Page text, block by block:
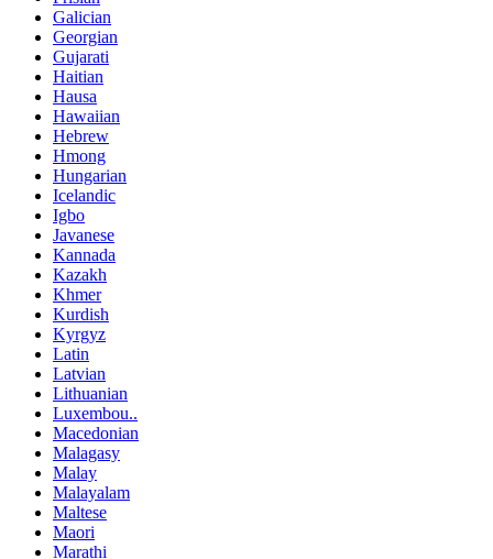
Galician
Georgian
Gujarati
Haitian
Hausa
Hawaiian
Hebrew
Hmong
Hungarian
Icelandic
Igbo
Javanese
Kannada
Kazakh
Khmer
Kurdish
Kyrgyz
Latin
Latvian
Lithuanian
Luxembou..
Macedonian
Malagasy
Malay
Malayalam
Maltese
Maori
Marathi